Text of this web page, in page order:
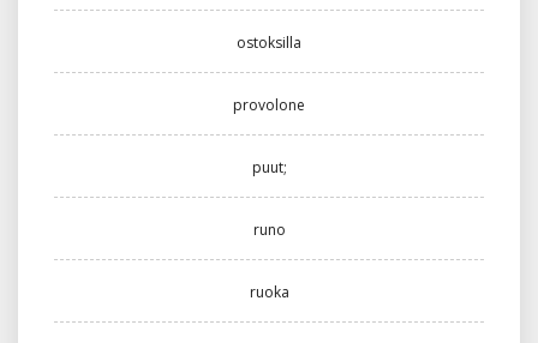
ostoksilla
provolone
puut;
runo
ruoka